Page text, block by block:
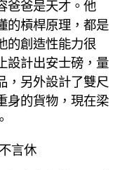
爸爸是天才。他
的槓桿原理，都是
的創造性能力很
設計出安士磅，量
，另外設計了雙尺
身的貨物，現在梁
言休